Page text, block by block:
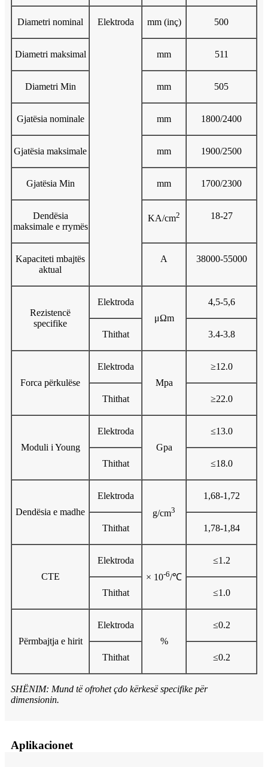
Diametri nominal Elektroda mm (inç) 500
Diametri maksimal mm 511
Diametri Min mm 505
Gjatësia nominale mm 1800/2400
Gjatësia maksimale mm 1900/2500
Gjatësia Min mm 1700/2300
Dendësia
maksimale e rrymës
KA/cm2 18-27
Kapaciteti mbajtës
aktual
A 38000-55000
Rezistencë
specifike
Elektroda
μΩm
4,5-5,6
Thithat 3.4-3.8
Forca përkulëse
Elektroda
Mpa
≥12.0
Thithat ≥22.0
Moduli i Young
Elektroda
Gpa
≤13.0
Thithat ≤18.0
Dendësia e madhe
Elektroda
g/cm3
1,68-1,72
Thithat 1,78-1,84
CTE
Elektroda
× 10-6/℃
≤1.2
Thithat ≤1.0
Përmbajtja e hirit
Elektroda
%
≤0.2
Thithat ≤0.2
SHËNIM: Mund të ofrohet çdo kërkesë specifike për
dimensionin.
Aplikacionet